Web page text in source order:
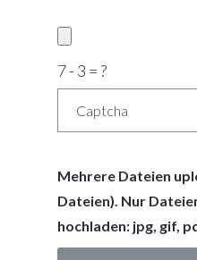
7 - 3 = ?
Mehrere Dateien
Dateien). Nur
hochladen: jpg, gif,